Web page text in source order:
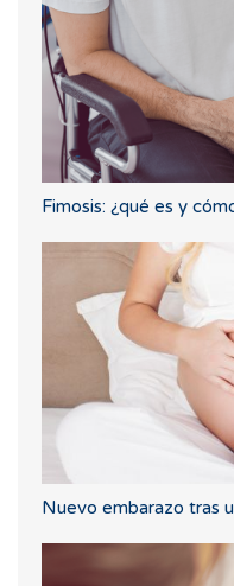
Fimosis: ¿qué es y
Nuevo embarazo tras